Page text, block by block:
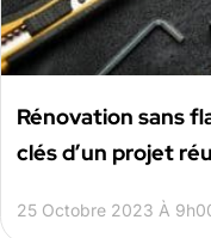
Rénovation sans
clés d’un projet
25 Octobre 2023 À